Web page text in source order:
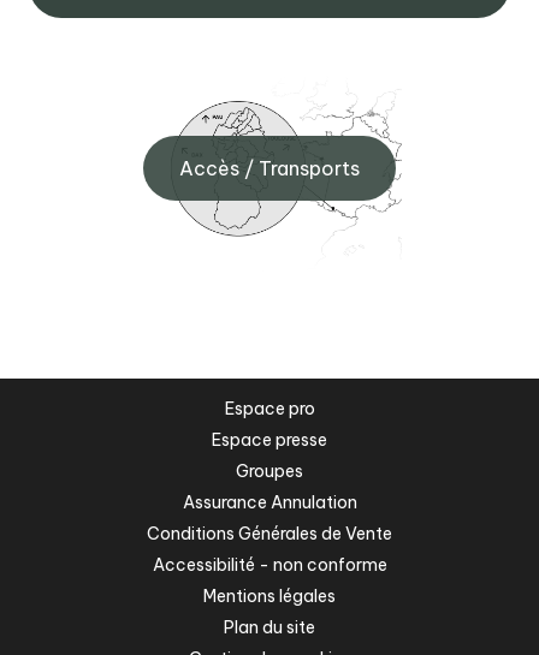
Accès / Transports
Espace pro
Espace presse
Groupes
Assurance Annulation
Conditions Générales de Vente
Accessibilité - non conforme
Mentions légales
Plan du site